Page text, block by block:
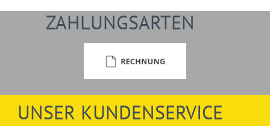
ZAHLUNGSARTEN
UNSER KUNDENSERVICE